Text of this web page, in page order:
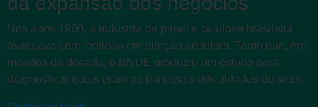
Nos anos 1960, a indústria de papel e celulose brasileira
avançava com lentidão em direção ao futuro. Tanto que, em
meados da década, o BNDE produziu um estudo para
diagnosticar quais eram as principais dificuldades do setor.